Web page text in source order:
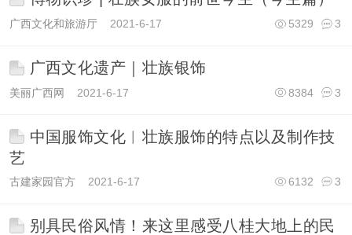
广西文化和旅游厅2021-6-17 3
5329
广西文化遗产｜壮族银饰
美丽广西网 2021-6-17 3
8384
中国服饰文化︱壮族服饰的特点以及制作技
艺
古建家园官方2021-6-17 3
6132
别具民俗风情！来这里感受八桂大地上的民